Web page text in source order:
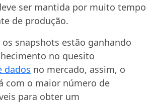
ser mantida por muito tempo
de produção.
snapshots estão ganhando
no quesito
dados no mercado, assim, o
com o maior número de
para obter um